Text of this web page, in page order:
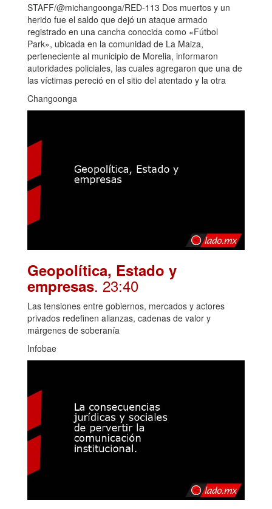
STAFF/@michangoonga/RED-113 Dos muertos y un
herido fue el saldo que dejó un ataque armado
registrado en una cancha conocida como «Fútbol
Park», ubicada en la comunidad de La Maiza,
perteneciente al municipio de Morelia, informaron
autoridades policiales, las cuales agregaron que una de
las víctimas pereció en el sitio del atentado y la otra
Changoonga
Geopolítica, Estado y
empresas. 23:40
Las tensiones entre gobiernos, mercados y actores
privados redefinen alianzas, cadenas de valor y
márgenes de soberanía
Infobae